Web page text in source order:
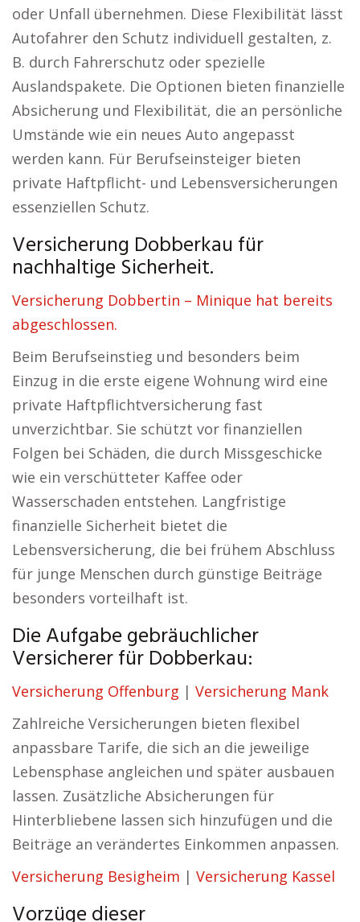
oder Unfall übernehmen. Diese Flexibilität lässt
Autofahrer den Schutz individuell gestalten, z.
B. durch Fahrerschutz oder spezielle
Auslandspakete. Die Optionen bieten finanzielle
Absicherung und Flexibilität, die an persönliche
Umstände wie ein neues Auto angepasst
werden kann. Für Berufseinsteiger bieten
private Haftpflicht- und Lebensversicherungen
essenziellen Schutz.
Versicherung Dobberkau für
nachhaltige Sicherheit.
Versicherung Dobbertin – Minique hat bereits
abgeschlossen.
Beim Berufseinstieg und besonders beim
Einzug in die erste eigene Wohnung wird eine
private Haftpflichtversicherung fast
unverzichtbar. Sie schützt vor finanziellen
Folgen bei Schäden, die durch Missgeschicke
wie ein verschütteter Kaffee oder
Wasserschaden entstehen. Langfristige
finanzielle Sicherheit bietet die
Lebensversicherung, die bei frühem Abschluss
für junge Menschen durch günstige Beiträge
besonders vorteilhaft ist.
Die Aufgabe gebräuchlicher
Versicherer für Dobberkau:
Versicherung Offenburg | Versicherung Mank
Zahlreiche Versicherungen bieten flexibel
anpassbare Tarife, die sich an die jeweilige
Lebensphase angleichen und später ausbauen
lassen. Zusätzliche Absicherungen für
Hinterbliebene lassen sich hinzufügen und die
Beiträge an verändertes Einkommen anpassen.
Versicherung Besigheim | Versicherung Kassel
Vorzüge dieser